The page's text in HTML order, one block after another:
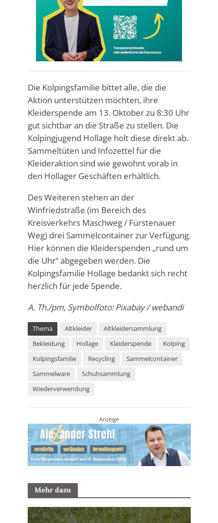
Die Kolpingsfamilie bittet alle, die die
Aktion unterstützen möchten, ihre
Kleiderspende am 13. Oktober zu 8:30 Uhr
gut sichtbar an die Straße zu stellen. Die
Kolpingjugend Hollage holt diese direkt ab.
Sammeltüten und Infozettel für die
Kleideraktion sind wie gewohnt vorab in
den Hollager Geschäften erhältlich.
Des Weiteren stehen an der
Winfriedstraße (im Bereich des
Kreisverkehrs Maschweg / Fürstenauer
Weg) drei Sammelcontainer zur Verfügung.
Hier können die Kleiderspenden „rund um
die Uhr“ abgegeben werden. Die
Kolpingsfamilie Hollage bedankt sich recht
herzlich für jede Spende.
A. Th./pm, Symbolfoto: Pixabay / webandi
Thema Altkleider
Altkleidersammlung
Bekleidung
Hollage Kleiderspende
Kolping
Kolpingsfamilie
Recycling
Sammelcontainer
Sammelware
Schuhsammlung
Wiederverwendung
Anzeige
Mehr dazu